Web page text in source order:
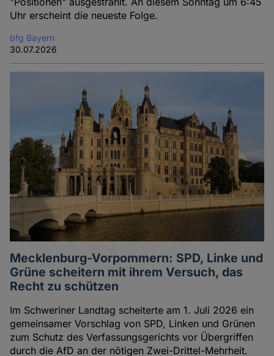
Uhr erscheint die neueste Folge.
bfg Bayern
30.07.2026
Mecklenburg-Vorpommern: SPD, Linke und
Grüne scheitern mit ihrem Versuch, das
Recht zu schützen
Im Schweriner Landtag scheiterte am 1. Juli 2026 ein
gemeinsamer Vorschlag von SPD, Linken und Grünen
zum Schutz des Verfassungsgerichts vor Übergriffen
durch die AfD an der nötigen Zwei-Drittel-Mehrheit.